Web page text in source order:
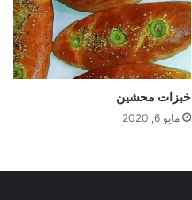
خبزات محشين
مايو 6, 2020